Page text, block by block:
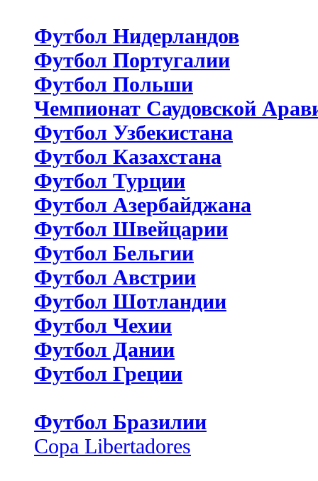
Футбол Нидерландов
Футбол Португалии
Футбол Польши
Чемпионат Саудовской
Футбол Узбекистана
Футбол Казахстана
Футбол Турции
Футбол Азербайджана
Футбол Швейцарии
Футбол Бельгии
Футбол Австрии
Футбол Шотландии
Футбол Чехии
Футбол Дании
Футбол Греции
Футбол Бразилии
Copa Libertadores